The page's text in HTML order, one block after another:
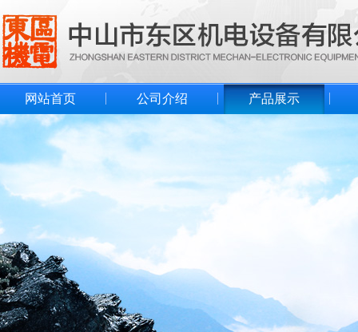
网站首页 公司介绍 产品展示